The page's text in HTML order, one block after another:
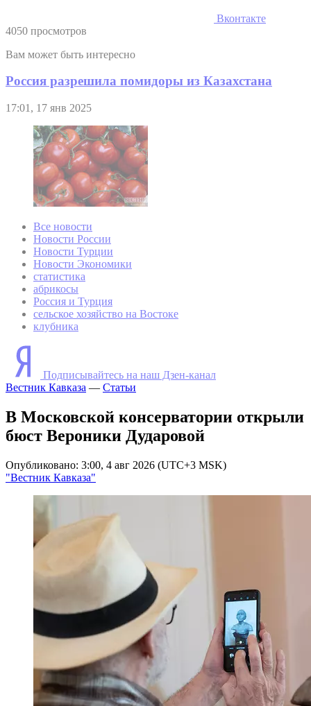
Вконтакте
4050 просмотров
Вам может быть интересно
Россия разрешила помидоры из Казахстана
17:01, 17 янв 2025
Все новости
Новости России
Новости Турции
Новости Экономики
статистика
абрикосы
Россия и Турция
сельское хозяйство на Востоке
клубника
Подписывайтесь на наш Дзен-канал
Вестник Кавказа — Статьи
В Московской консерватории открыли
бюст Вероники Дударовой
Опубликовано: 3:00, 4 авг 2026 (UTC+3 MSK)
"Вестник Кавказа"